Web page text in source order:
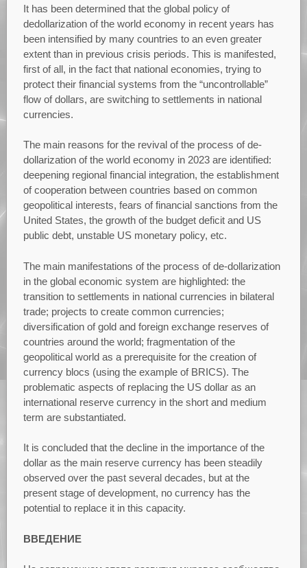
It has been determined that the global policy of
dedollarization of the world economy in recent years has
been intensified by many countries to an even greater
extent than in previous crisis periods. This is manifested,
first of all, in the fact that national economies, trying to
protect their financial systems from the “uncontrollable”
flow of dollars, are switching to settlements in national
currencies.
The main reasons for the revival of the process of de-
dollarization of the world economy in 2023 are identified:
deepening regional financial integration, the establishment
of cooperation between countries based on common
geopolitical interests, fears of financial sanctions from the
United States, the growth of the budget deficit and US
public debt, unstable US monetary policy, etc.
The main manifestations of the process of de-dollarization
in the global economic system are highlighted: the
transition to settlements in national currencies in bilateral
trade; projects to create common currencies;
diversification of gold and foreign exchange reserves of
countries around the world; fragmentation of the
geopolitical world as a prerequisite for the creation of
currency blocs (using the example of BRICS). The
problematic aspects of replacing the US dollar as an
international reserve currency in the short and medium
term are substantiated.
It is concluded that the decline in the importance of the
dollar as the main reserve currency has been steadily
observed over the past several decades, but at the
present stage of development, no currency has the
potential to replace it in this capacity.
ВВЕДЕНИЕ